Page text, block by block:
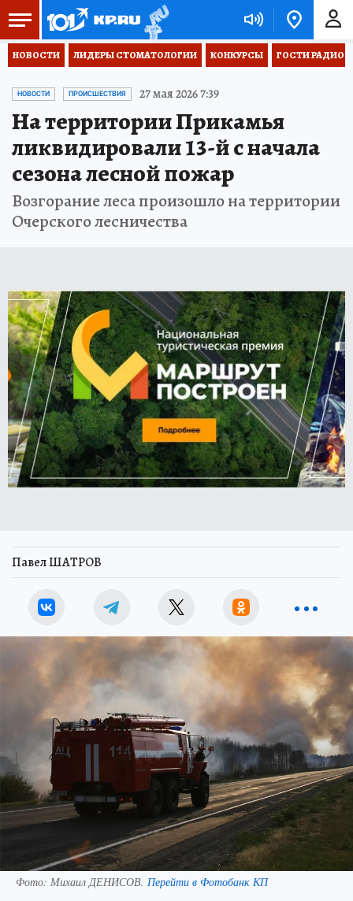
НОВОСТИ ЛИДЕРЫ СТОМАТОЛОГИИ КОНКУРСЫ ГОСТИ РАДИО
НОВОСТИ ПРОИСШЕСТВИЯ 27 мая 2026 7:39
На территории Прикамья
ликвидировали 13-й с начала
сезона лесной пожар
Возгорание леса произошло на территории
Очерского лесничества
Павел ШАТРОВ
Фото: Михаил ДЕНИСОВ. Перейти в Фотобанк КП